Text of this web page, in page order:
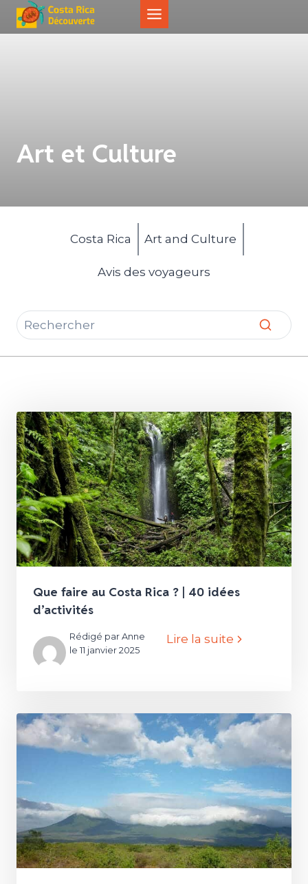
Aller
Art et Culture
Costa Rica Art and Culture
Avis des voyageurs
Que faire au Costa Rica ? | 40 idées
d’activités
Rédigé par Anne
le 11 janvier 2025
Lire la suite